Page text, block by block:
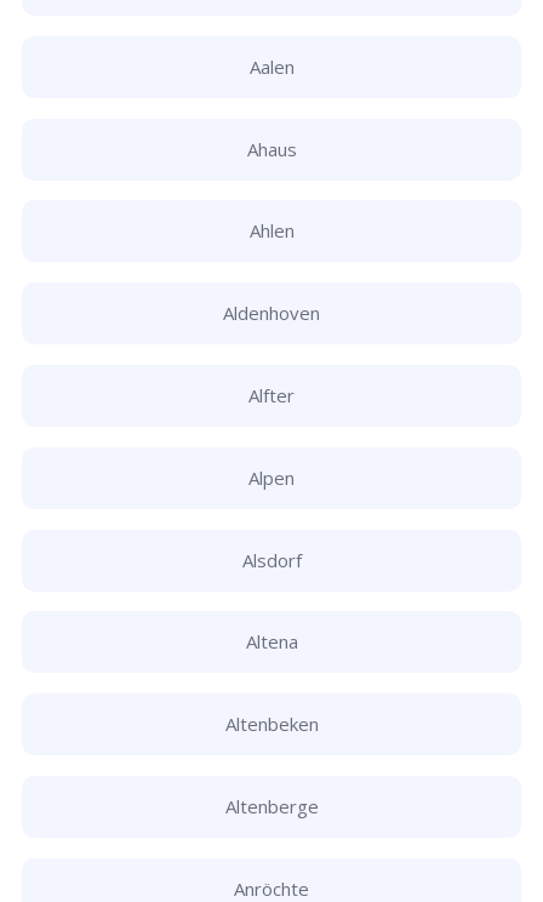
Aalen
Ahaus
Ahlen
Aldenhoven
Alfter
Alpen
Alsdorf
Altena
Altenbeken
Altenberge
Anröchte